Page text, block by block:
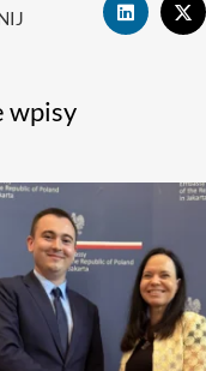
wpisy